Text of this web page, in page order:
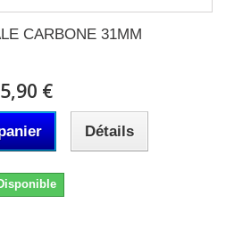
CARBONE 31MM
5,90 €
Détails